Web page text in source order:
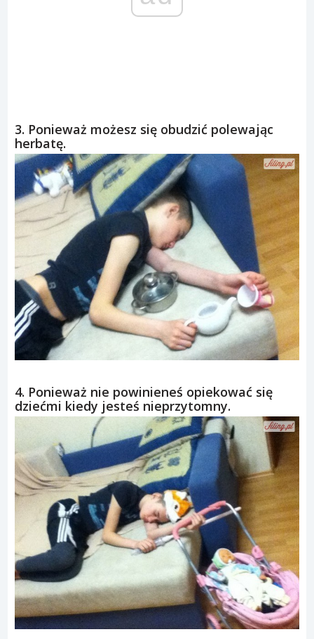
3. Ponieważ możesz się obudzić polewając
herbatę.
4. Ponieważ nie powinieneś opiekować się
dziećmi kiedy jesteś nieprzytomny.